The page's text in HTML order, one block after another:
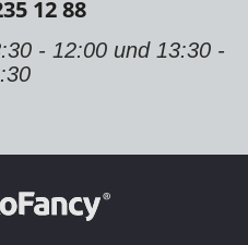
12 88
- 12:00 und 13:30 -